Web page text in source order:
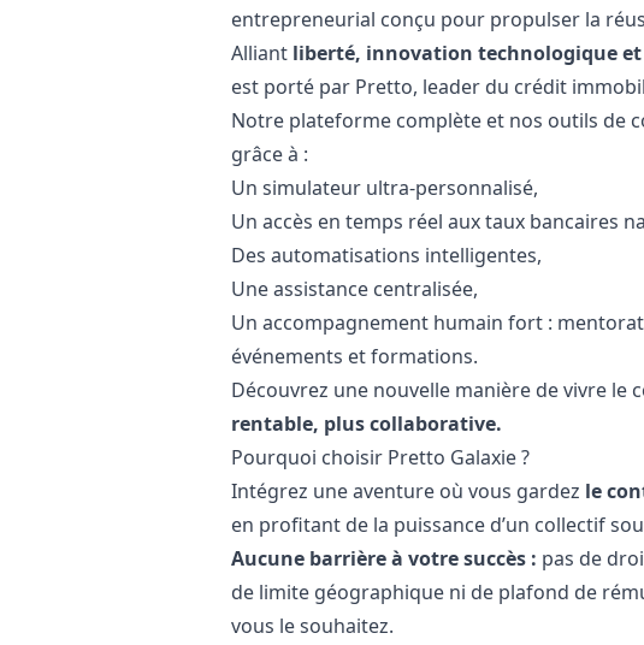
entrepreneurial conçu pour propulser la
Alliant liberté, innovation technologique
est porté par Pretto, leader du crédit
Notre plateforme complète et nos outils de
grâce à :
Un simulateur ultra-personnalisé,
Un accès en temps réel aux taux bancaires
Des automatisations intelligentes,
Une assistance centralisée,
Un accompagnement humain fort :
événements et formations.
Découvrez une nouvelle manière de vivre le
rentable, plus collaborative.
Pourquoi choisir Pretto Galaxie ?
Intégrez une aventure où vous gardez le
en profitant de la puissance d’un collectif
Aucune barrière à votre succès : pas de
de limite géographique ni de plafond de
vous le souhaitez.